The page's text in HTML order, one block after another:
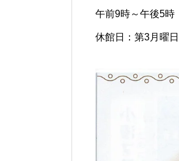
午前9時～午後5時
休館日：第3月曜